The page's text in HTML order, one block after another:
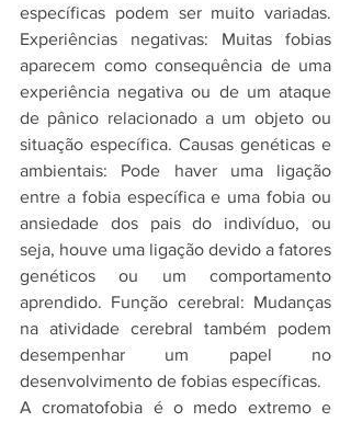
específicas podem ser muito variadas.
Experiências negativas: Muitas fobias
aparecem como consequência de uma
experiência negativa ou de um ataque
de pânico relacionado a um objeto ou
situação específica. Causas genéticas e
ambientais: Pode haver uma ligação
entre a fobia específica e uma fobia ou
ansiedade dos pais do indivíduo, ou
seja, houve uma ligação devido a fatores
genéticos ou um comportamento
aprendido. Função cerebral: Mudanças
na atividade cerebral também podem
desempenhar um papel no
desenvolvimento de fobias específicas.
A cromatofobia é o medo extremo e